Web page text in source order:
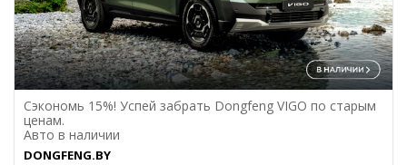
Сэкономь 15%! Успей забрать Dongfeng VIGO по старым
ценам.
Авто в наличии
DONGFENG.BY